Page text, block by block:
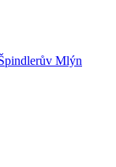
Mlýn